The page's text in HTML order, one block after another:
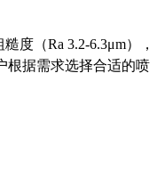
度（Ra 3.2-6.3μm），
根据需求选择合适的喷